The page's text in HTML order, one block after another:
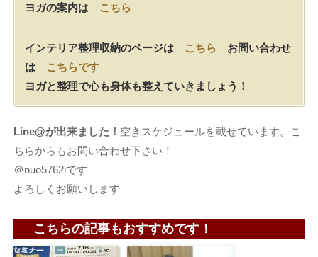
ヨガの案内は こちら
インテリア整理収納のページは こちら お問い合わせ
は こちらです
ヨガと整理で心も身体も整えていきましょう！
Line@が出来ました！ 空きスケジュールを載せています。こ
ちらからもお問い合わせ下さい！
＠nuo5762iです
よろしくお願いします
こちらの記事もおすすめです！